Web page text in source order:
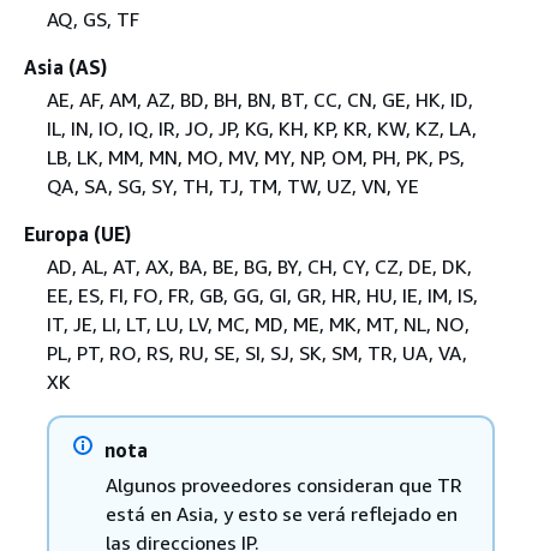
AQ, GS, TF
Asia (AS)
AE, AF, AM, AZ, BD, BH, BN, BT, CC, CN, GE, HK, ID,
IL, IN, IO, IQ, IR, JO, JP, KG, KH, KP, KR, KW, KZ, LA,
LB, LK, MM, MN, MO, MV, MY, NP, OM, PH, PK, PS,
QA, SA, SG, SY, TH, TJ, TM, TW, UZ, VN, YE
Europa (UE)
AD, AL, AT, AX, BA, BE, BG, BY, CH, CY, CZ, DE, DK,
EE, ES, FI, FO, FR, GB, GG, GI, GR, HR, HU, IE, IM, IS,
IT, JE, LI, LT, LU, LV, MC, MD, ME, MK, MT, NL, NO,
PL, PT, RO, RS, RU, SE, SI, SJ, SK, SM, TR, UA, VA,
XK
nota
Algunos proveedores consideran que TR
está en Asia, y esto se verá reflejado en
las direcciones IP.